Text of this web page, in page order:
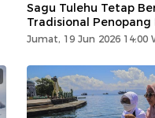
Sagu Tulehu Tetap
Tradisional Penopang
Jumat, 19 Jun 2026 14:00